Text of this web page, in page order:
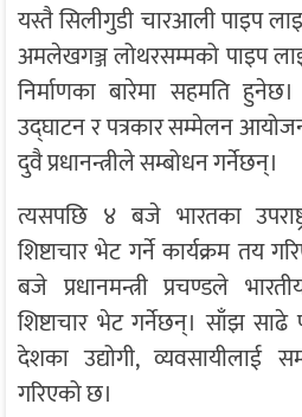
यस्तै सिलीगुडी चारआली पाइप
अमलेखगञ्ज लोथरसम्मको पाइप
निर्माणका बारेमा सहमति
उद्घाटन र पत्रकार सम्मेलन
दुवै प्रधानन्त्रीले सम्बोधन गर्नेछन्।
त्यसपछि ४ बजे भारतका
शिष्टाचार भेट गर्ने कार्यक्रम तय
बजे प्रधानमन्त्री प्रचण्डले
शिष्टाचार भेट गर्नेछन्। साँझ
देशका उद्योगी, व्यवसायीलाई
गरिएको छ।